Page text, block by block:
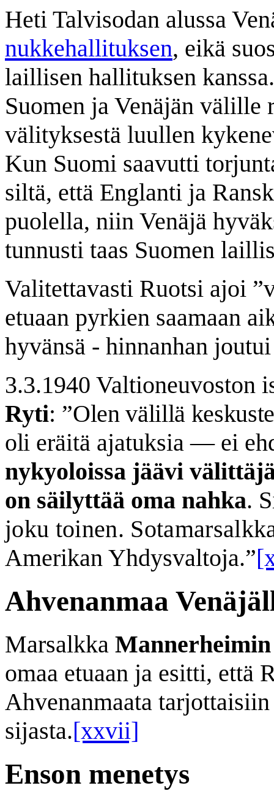
Heti Talvisodan alussa
nukkehallituksen, eikä
laillisen hallituksen
Suomen ja Venäjän
välityksestä luullen
Kun Suomi saavutti
siltä, että Englanti ja
puolella, niin Venäjä
tunnusti taas Suomen
Valitettavasti Ruotsi ajoi
etuaan pyrkien saamaan
hyvänsä - hinnanhan
3.3.1940 Valtioneuvoston
Ryti: ”Olen välillä
oli eräitä ajatuksia — ei
nykyoloissa jäävi
on säilyttää oma nahka.
joku toinen.
Amerikan Yhdysvaltoja.”
Ahvenanmaa
Marsalkka Mannerheimin
omaa etuaan ja esitti, että
Ahvenanmaata
sijasta.[xxvii]
Enson menetys